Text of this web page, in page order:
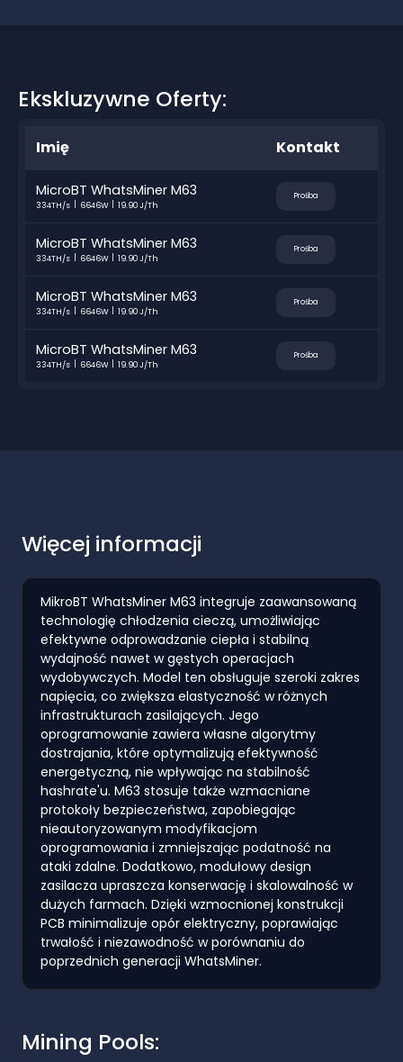
Ekskluzywne Oferty:
Imię Kontakt
MicroBT WhatsMiner M63
334TH/s 6646W 19.90 J/Th
Prośba
MicroBT WhatsMiner M63
334TH/s 6646W 19.90 J/Th
Prośba
MicroBT WhatsMiner M63
334TH/s 6646W 19.90 J/Th
Prośba
MicroBT WhatsMiner M63
334TH/s 6646W 19.90 J/Th
Prośba
Więcej informacji
MikroBT WhatsMiner M63 integruje zaawansowaną
technologię chłodzenia cieczą, umożliwiając
efektywne odprowadzanie ciepła i stabilną
wydajność nawet w gęstych operacjach
wydobywczych. Model ten obsługuje szeroki zakres
napięcia, co zwiększa elastyczność w różnych
infrastrukturach zasilających. Jego
oprogramowanie zawiera własne algorytmy
dostrajania, które optymalizują efektywność
energetyczną, nie wpływając na stabilność
hashrate'u. M63 stosuje także wzmacniane
protokoły bezpieczeństwa, zapobiegając
nieautoryzowanym modyfikacjom
oprogramowania i zmniejszając podatność na
ataki zdalne. Dodatkowo, modułowy design
zasilacza upraszcza konserwację i skalowalność w
dużych farmach. Dzięki wzmocnionej konstrukcji
PCB minimalizuje opór elektryczny, poprawiając
trwałość i niezawodność w porównaniu do
poprzednich generacji WhatsMiner.
Mining Pools: